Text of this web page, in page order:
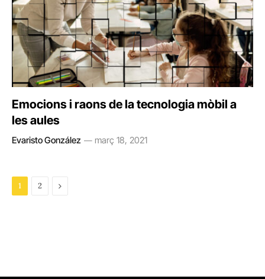
Emocions i raons de la tecnologia mòbil a
les aules
Evaristo González març 18, 2021
1 2 Next